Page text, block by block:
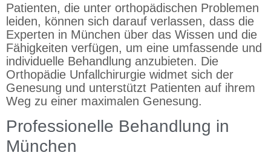
Patienten, die unter orthopädischen Problemen
leiden, können sich darauf verlassen, dass die
Experten in München über das Wissen und die
Fähigkeiten verfügen, um eine umfassende und
individuelle Behandlung anzubieten. Die
Orthopädie Unfallchirurgie widmet sich der
Genesung und unterstützt Patienten auf ihrem
Weg zu einer maximalen Genesung.
Professionelle Behandlung in
München